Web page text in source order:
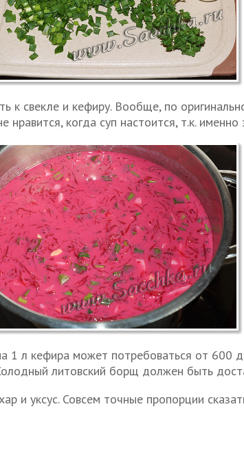
к свекле и кефиру. Вообще, по
нравится, когда суп настоится, т.к.
л кефира может потребоваться от 600
литовский борщ должен быть
и уксус. Совсем точные пропорции